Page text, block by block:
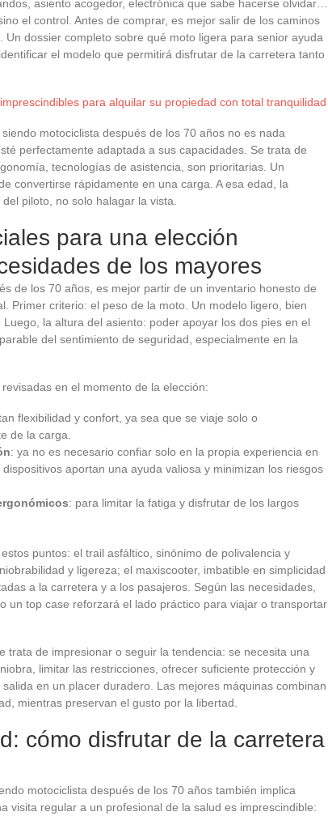
asiento acogedor, electrónica que sabe hacerse olvidar…
el control. Antes de comprar, es mejor salir de los caminos
dossier completo sobre qué moto ligera para senior ayuda
el modelo que permitirá disfrutar de la carretera tanto
para alquilar su propiedad con total tranquilidad
motociclista después de los 70 años no es nada
perfectamente adaptada a sus capacidades. Se trata de
tecnologías de asistencia, son prioritarias. Un
convertirse rápidamente en una carga. A esa edad, la
piloto, no solo halagar la vista.
para una elección
de los mayores
de los 70 años, es mejor partir de un inventario honesto de
Primer criterio: el peso de la moto. Un modelo ligero, bien
la altura del asiento: poder apoyar los dos pies en el
del sentimiento de seguridad, especialmente en la
en el momento de la elección:
flexibilidad y confort, ya sea que se viaje solo o
de la carga.
: ya no es necesario confiar solo en la propia experiencia en
aportan una ayuda valiosa y minimizan los riesgos
: para limitar la fatiga y disfrutar de los largos
puntos: el trail asfáltico, sinónimo de polivalencia y
y ligereza; el maxiscooter, imbatible en simplicidad
a la carretera y a los pasajeros. Según las necesidades,
un top case reforzará el lado práctico para viajar o transportar
trata de impresionar o seguir la tendencia: se necesita una
limitar las restricciones, ofrecer suficiente protección y
en un placer duradero. Las mejores máquinas combinan
mientras preservan el gusto por la libertad.
cómo disfrutar de la carretera
motociclista después de los 70 años también implica
visita regular a un profesional de la salud es imprescindible: